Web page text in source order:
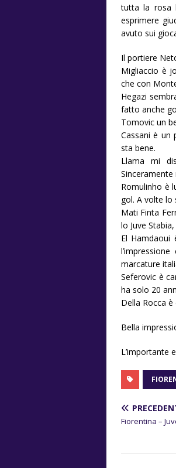
tutta la rosa
esprimere
avuto sui
Il portiere
Migliaccio è
che con
Hegazi
fatto anche
Tomovic un
Cassani è un
sta bene.
Llama mi
Romulinho è
gol. A volte lo
Mati Finta
lo Juve
El Hamdaoui
marcature
Seferovic è
ha solo 20
Della Rocca
Bella
L’importante
Fiorentina –